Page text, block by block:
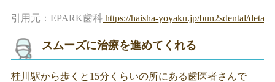
引用元：EPARK歯科 https://haisha-yoyaku.jp/bun2sdental/
スムーズに治療を進めてくれる
桂川駅から歩くと15分くらいの所にある歯医者さんで